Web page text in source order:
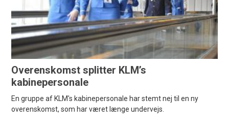
Overenskomst splitter KLM’s
kabinepersonale
En gruppe af KLM's kabinepersonale har stemt nej til en ny
overenskomst, som har været længe undervejs.